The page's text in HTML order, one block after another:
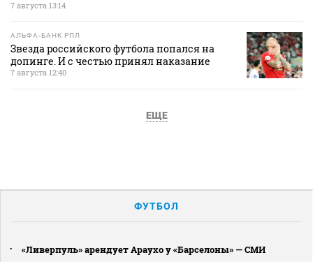
7 августа 13:14
АЛЬФА-БАНК РПЛ
Звезда российского футбола попался на
допинге. И с честью принял наказание
7 августа 12:40
ЕЩЕ
ФУТБОЛ
«Ливерпуль» арендует Араухо у «Барселоны» — СМИ